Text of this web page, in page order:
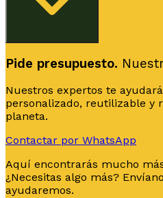
Pide presupuesto.
Nuestros expertos te
personalizado, reutilizable y
planeta.
Contactar por WhatsApp
Aquí encontrarás mucho
¿Necesitas algo más?
ayudaremos.